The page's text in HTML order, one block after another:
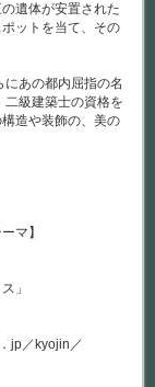
遺体が安置された
ポットを当て、その
あの都内屈指の名
二級建築士の資格を
造や装飾の、美の
マ】
」
jp／kyojin／